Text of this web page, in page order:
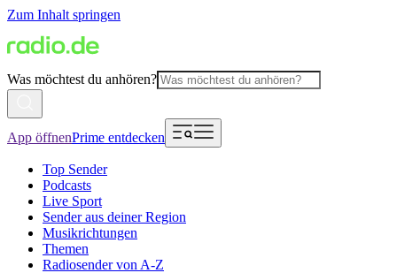
Zum Inhalt springen
Was möchtest du anhören?
App öffnenPrime entdecken
Top Sender
Podcasts
Live Sport
Sender aus deiner Region
Musikrichtungen
Themen
Radiosender von A-Z